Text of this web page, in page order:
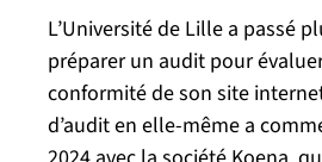
L’Université de Lille a passé
préparer un audit pour
conformité de son site
d’audit en elle-même a